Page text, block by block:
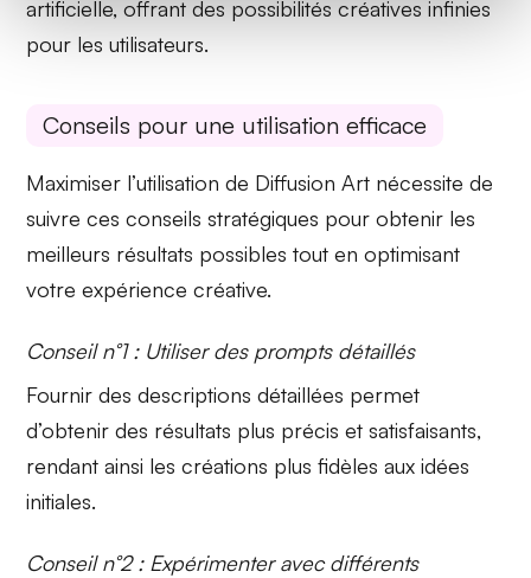
artificielle, offrant des possibilités créatives infinies
pour les utilisateurs.
Conseils pour une utilisation efficace
Maximiser l’utilisation de Diffusion Art nécessite de
suivre ces conseils stratégiques pour obtenir les
meilleurs résultats possibles tout en optimisant
votre expérience créative.
Conseil n°1 : Utiliser des prompts détaillés
Fournir des descriptions détaillées permet
d’obtenir des résultats plus précis et satisfaisants,
rendant ainsi les créations plus fidèles aux idées
initiales.
Conseil n°2 : Expérimenter avec différents